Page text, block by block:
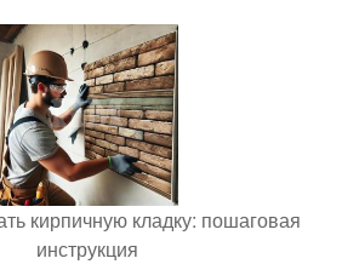
кирпичную кладку: пошаговая
инструкция